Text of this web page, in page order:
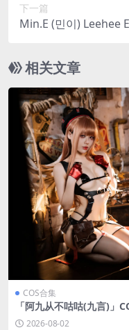
下一篇
Min.E (민이) Leehee
相关文章
COS合集
「阿九从不咕咕(九言)」
写真合集 [持续更新]
2026-08-02